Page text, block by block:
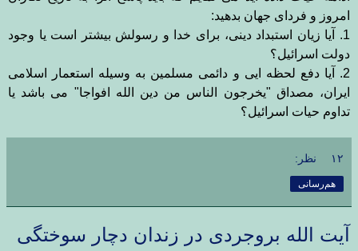
امروز و فردای جهان بدهید:
1. آیا زیان استبداد دینی، برای خدا و رسولش بیشتر است یا وجود
دولت اسرائیل؟
2. آیا دفع لحظه ایی و دائمی مسلمین به وسیله استعمار اسلامی
ایران، مصداق "یخرجون الناس من دین الله افواجا" می باشد یا
تداوم حیات اسرائیل؟
۱۲ نظر:
هم‌رسانی
آیت الله بروجردی در زندان دچار سوختگی